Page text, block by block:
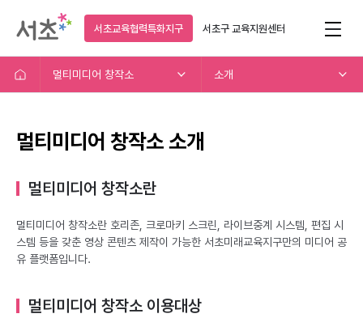
서초교육협력특화지구 서초구교육지원센터
멀티미디어 창작소 소개
멀티미디어 창작소 소개
멀티미디어 창작소란
멀티미디어 창작소란 호리존, 크로마키 스크린, 라이브중계 시스템, 편집 시
스템 등을 갖춘 영상 콘텐츠 제작이 가능한 서초미래교육지구만의 미디어 공
유 플랫폼입니다.
멀티미디어 창작소 이용대상